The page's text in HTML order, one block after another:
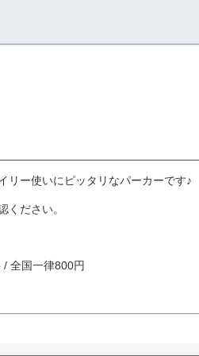
リー使いにピッタリなパーカーです♪
ください。
全国一律800円